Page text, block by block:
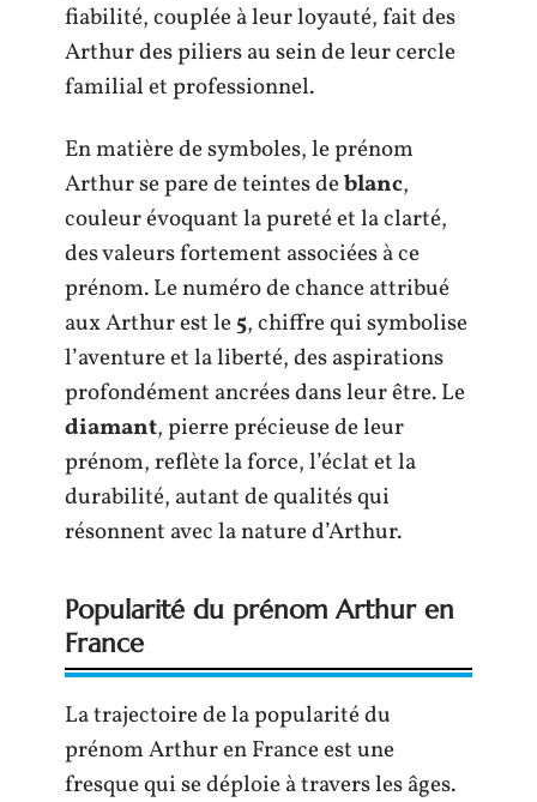
fiabilité, couplée à leur loyauté, fait des
Arthur des piliers au sein de leur cercle
familial et professionnel.
En matière de symboles, le prénom
Arthur se pare de teintes deblanc,
couleur évoquant la pureté et la clarté,
des valeurs fortement associées à ce
prénom. Le numéro de chance attribué
aux Arthur est le5, chiffre qui symbolise
l’aventure et la liberté, des aspirations
profondément ancrées dans leur être. Le
diamant, pierre précieuse de leur
prénom, reflète la force, l’éclat et la
durabilité, autant de qualités qui
résonnent avec la nature d’Arthur.
Popularité du prénom Arthur en
France
La trajectoire de la popularité du
prénom Arthur en France est une
fresque qui se déploie à travers les âges.